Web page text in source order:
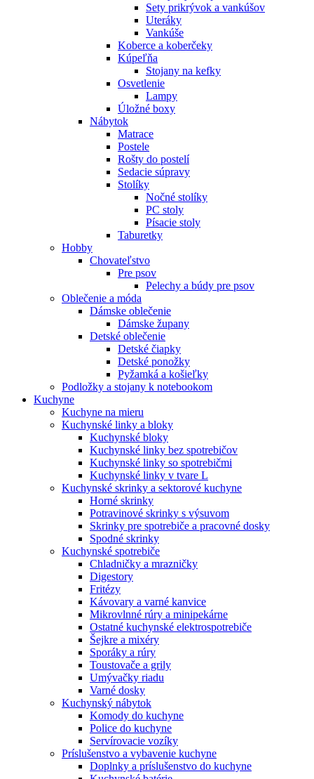
Sety prikrývok a vankúšov
Uteráky
Vankúše
Koberce a koberčeky
Kúpeľňa
Stojany na kefky
Osvetlenie
Lampy
Úložné boxy
Nábytok
Matrace
Postele
Rošty do postelí
Sedacie súpravy
Stolíky
Nočné stolíky
PC stoly
Písacie stoly
Taburetky
Hobby
Chovateľstvo
Pre psov
Pelechy a búdy pre psov
Oblečenie a móda
Dámske oblečenie
Dámske župany
Detské oblečenie
Detské čiapky
Detské ponožky
Pyžamká a košieľky
Podložky a stojany k notebookom
Kuchyne
Kuchyne na mieru
Kuchynské linky a bloky
Kuchynské bloky
Kuchynské linky bez spotrebičov
Kuchynské linky so spotrebičmi
Kuchynské linky v tvare L
Kuchynské skrinky a sektorové kuchyne
Horné skrinky
Potravinové skrinky s výsuvom
Skrinky pre spotrebiče a pracovné dosky
Spodné skrinky
Kuchynské spotrebiče
Chladničky a mrazničky
Digestory
Fritézy
Kávovary a varné kanvice
Mikrovlnné rúry a minipekárne
Ostatné kuchynské elektrospotrebiče
Šejkre a mixéry
Sporáky a rúry
Toustovače a grily
Umývačky riadu
Varné dosky
Kuchynský nábytok
Komody do kuchyne
Police do kuchyne
Servírovacie vozíky
Príslušenstvo a vybavenie kuchyne
Doplnky a príslušenstvo do kuchyne